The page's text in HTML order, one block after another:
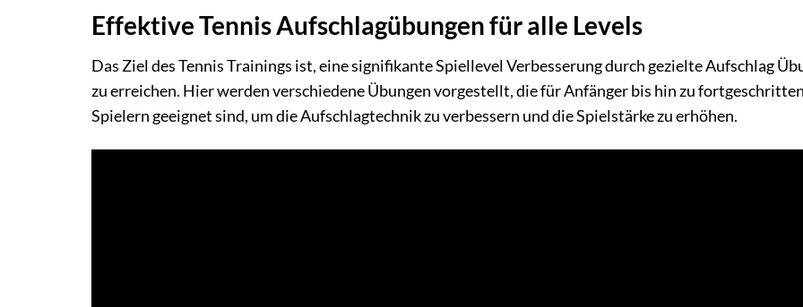
Effektive Tennis Aufschlagübungen für alle Levels
Das Ziel des Tennis Trainings ist, eine signifikante Spiellevel Verbesserung durch gezielte Aufschlag
zu erreichen. Hier werden verschiedene Übungen vorgestellt, die für Anfänger bis hin zu
Spielern geeignet sind, um die Aufschlagtechnik zu verbessern und die Spielstärke zu erhöhen.